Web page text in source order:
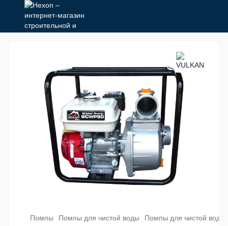
Помпы Помпы для чистой воды Помпы для чистой воды